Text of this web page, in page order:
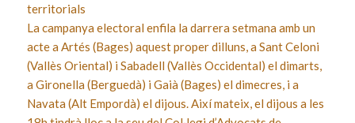
territorials
La campanya electoral enfila la darrera setmana amb un
acte a Artés (Bages) aquest proper dilluns, a Sant Celoni
(Vallès Oriental) i Sabadell (Vallès Occidental) el dimarts,
a Gironella (Berguedà) i Gaià (Bages) el dimecres, i a
Navata (Alt Empordà) el dijous. Així mateix, el dijous a les